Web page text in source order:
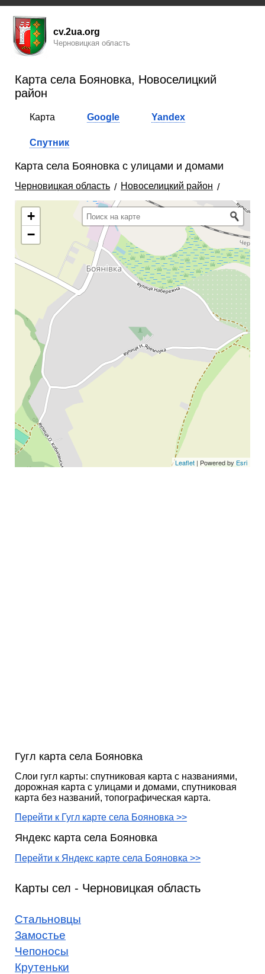
cv.2ua.org
Черновицкая область
Карта села Бояновка, Новоселицкий
район
Карта Google Yandex
Спутник
Карта села Бояновка с улицами и домами
Черновицкая область Новоселицкий район
+
−
Leaflet | Powered by Esri
Гугл карта села Бояновка
Слои гугл карты: спутниковая карта с названиями,
дорожная карта с улицами и домами, спутниковая
карта без названий, топографическая карта.
Перейти к Гугл карте села Бояновка >>
Яндекс карта села Бояновка
Перейти к Яндекс карте села Бояновка >>
Карты сел - Черновицкая область
Стальновцы
Замостье
Чепоносы
Крутеньки